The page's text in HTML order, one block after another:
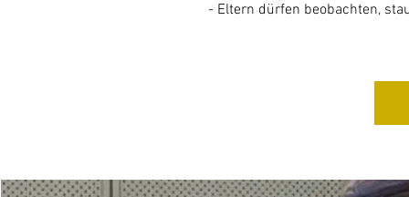
- Eltern dürfen beobachten,